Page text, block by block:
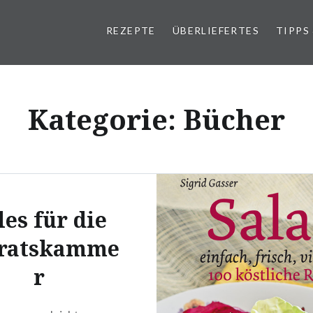
REZEPTE ÜBERLIEFERTES TIPPS
Kategorie: Bücher
für die
r